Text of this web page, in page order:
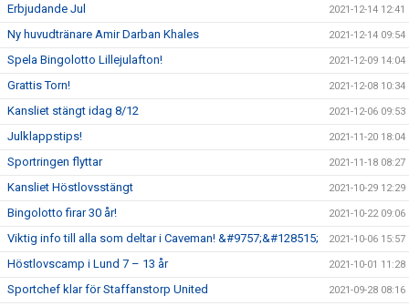
Erbjudande Jul 2021-12-14 12:41
Ny huvudtränare Amir Darban Khales 2021-12-14 09:54
Spela Bingolotto Lillejulafton! 2021-12-09 14:04
Grattis Torn! 2021-12-08 10:34
Kansliet stängt idag 8/12 2021-12-06 09:53
Julklappstips! 2021-11-20 18:04
Sportringen flyttar 2021-11-18 08:27
Kansliet Höstlovsstängt 2021-10-29 12:29
Bingolotto firar 30 år! 2021-10-22 09:06
Viktig info till alla som deltar i Caveman! &#9757;&#128515; 2021-10-06 15:57
Höstlovscamp i Lund 7 – 13 år 2021-10-01 11:28
Sportchef klar för Staffanstorp United 2021-09-28 08:16